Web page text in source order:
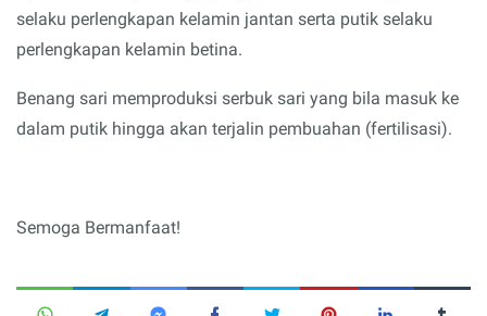
selaku perlengkapan kelamin jantan serta putik selaku
perlengkapan kelamin betina.
Benang sari memproduksi serbuk sari yang bila masuk ke
dalam putik hingga akan terjalin pembuahan (fertilisasi).
Semoga Bermanfaat!